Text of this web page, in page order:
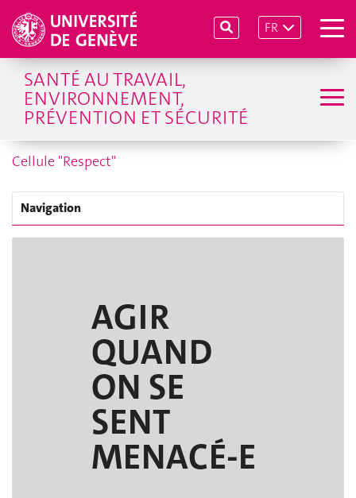
FR
SANTÉ AU TRAVAIL,
ENVIRONNEMENT,
PRÉVENTION ET SÉCURITÉ
Cellule "Respect"
Navigation
AGIR
QUAND
ON SE
SENT
MENACÉ-E